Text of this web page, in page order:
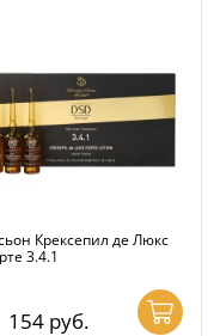
Крексепил де Люкс
3.4.1
154 руб.